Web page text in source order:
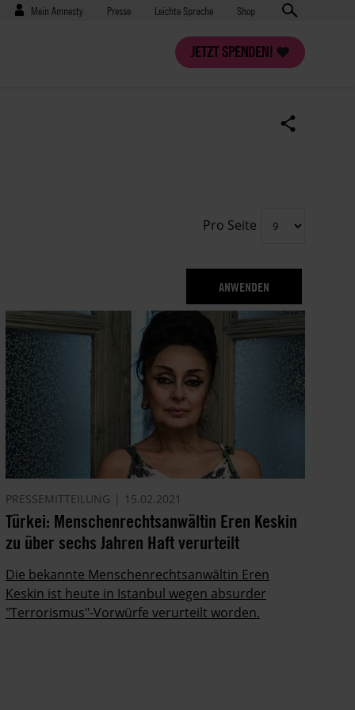
Benutzermenü
Mein Amnesty Presse
Presse Leichte Sprache Shop
JETZT SPENDEN!
Pro Seite
PRESSEMITTEILUNG 15.02.2021
Türkei: Menschenrechtsanwältin Eren Keskin
zu über sechs Jahren Haft verurteilt
Die bekannte Menschenrechtsanwältin Eren
Keskin ist heute in Istanbul wegen absurder
"Terrorismus"-Vorwürfe verurteilt worden.